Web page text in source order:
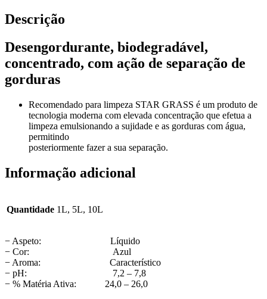
Descrição
Desengordurante, biodegradável,
concentrado, com ação de separação de
gorduras
Recomendado para limpeza STAR GRASS é um produto de
tecnologia moderna com elevada concentração que efetua a
limpeza emulsionando a sujidade e as gorduras com água,
permitindo
posteriormente fazer a sua separação.
Informação adicional
Quantidade 1L, 5L, 10L
− Aspeto: Líquido
− Cor: Azul
− Aroma: Característico
− pH: 7,2 – 7,8
− % Matéria Ativa: 24,0 – 26,0